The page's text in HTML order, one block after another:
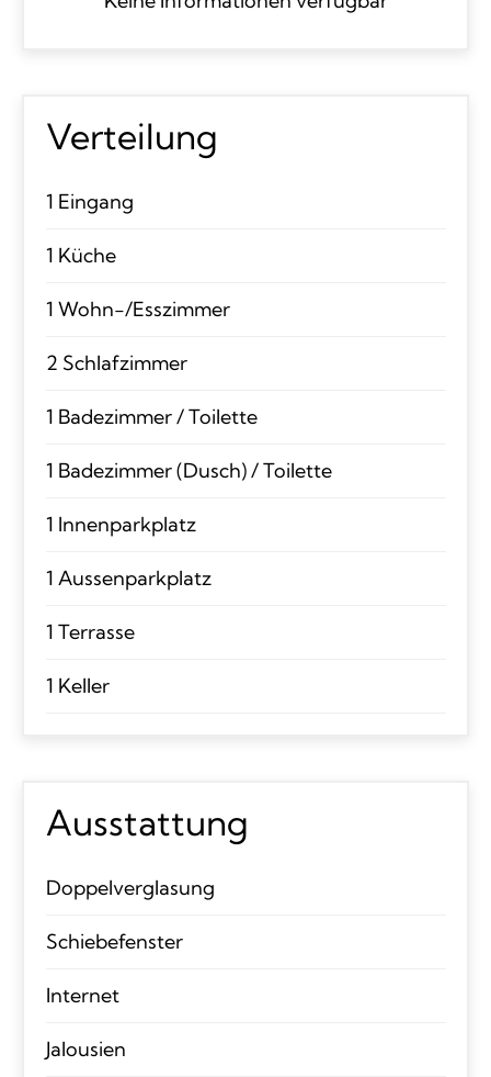
Verteilung
1 Eingang
1 Küche
1 Wohn-/Esszimmer
2 Schlafzimmer
1 Badezimmer / Toilette
1 Badezimmer (Dusch) / Toilette
1 Innenparkplatz
1 Aussenparkplatz
1 Terrasse
1 Keller
Ausstattung
Doppelverglasung
Schiebefenster
Internet
Jalousien